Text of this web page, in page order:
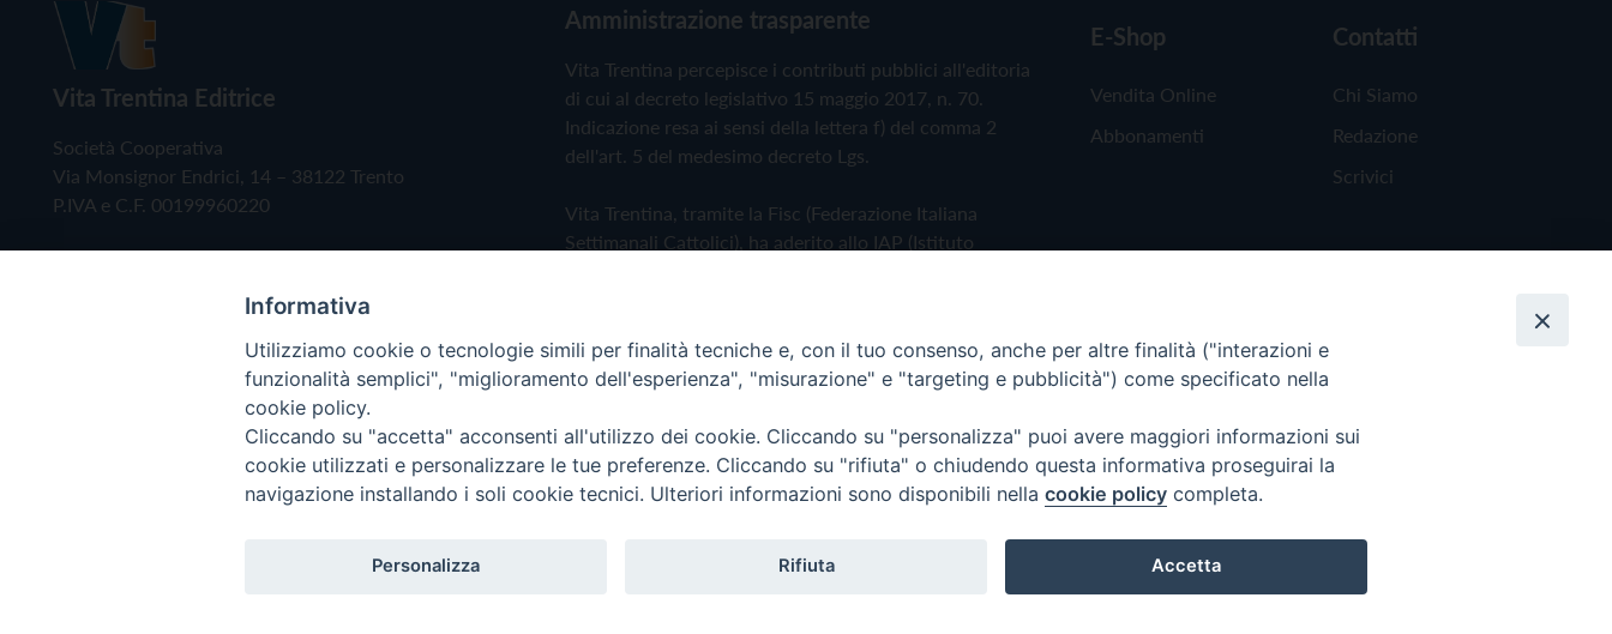
Vita Trentina Editrice
Società Cooperativa
Via Monsignor Endrici, 14 – 38122 Trento
P.IVA e C.F. 00199960220
Amministrazione trasparente
Vita Trentina percepisce i contributi pubblici all'editoria
di cui al decreto legislativo 15 maggio 2017, n. 70.
Indicazione resa ai sensi della lettera f) del comma 2
dell'art. 5 del medesimo decreto Lgs.
Vita Trentina, tramite la Fisc (Federazione Italiana
Settimanali Cattolici), ha aderito allo IAP (Istituto
Privacy Policy Cookie Policy
E-Shop
Vendita Online
Abbonamenti
Contatti
Chi Siamo
Redazione
Scrivici
Copyright © 2019 - Tutti i diritti riservati - Vita Trentina Editrice
Informativa
Utilizziamo cookie o tecnologie simili per finalità tecniche e, con il tuo consenso, anche per altre finalità ("interazioni e
funzionalità semplici", "miglioramento dell'esperienza", "misurazione" e "targeting e pubblicità") come specificato nella
cookie policy.
Cliccando su "accetta" acconsenti all'utilizzo dei cookie. Cliccando su "personalizza" puoi avere maggiori informazioni sui
cookie utilizzati e personalizzare le tue preferenze. Cliccando su "rifiuta" o chiudendo questa informativa proseguirai la
navigazione installando i soli cookie tecnici. Ulteriori informazioni sono disponibili nella cookie policy completa.
Personalizza Rifiuta Accetta